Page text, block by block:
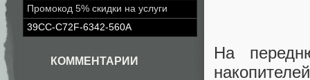
Промокод 5% скидки на услуги
39CC-C72F-6342-560A
КОММЕНТАРИИ
На